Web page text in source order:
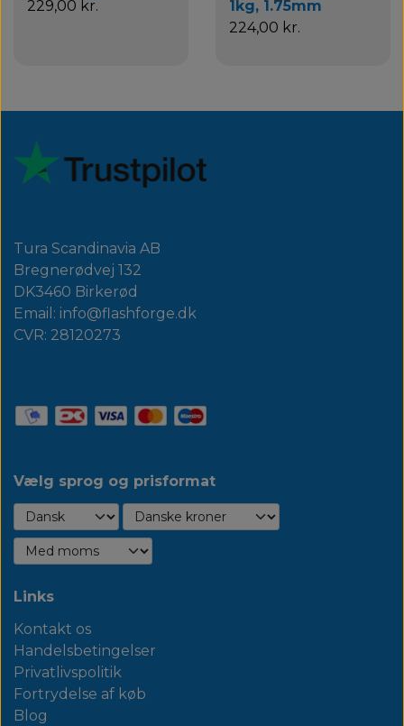
229,00 kr.
1kg, 1.75mm
224,00 kr.
Tura Scandinavia AB
Bregnerødvej 132
DK3460 Birkerød
Email: info@flashforge.dk
CVR: 28120273
Vælg sprog og prisformat
Links
Kontakt os
Handelsbetingelser
Privatlivspolitik
Fortrydelse af køb
Blog